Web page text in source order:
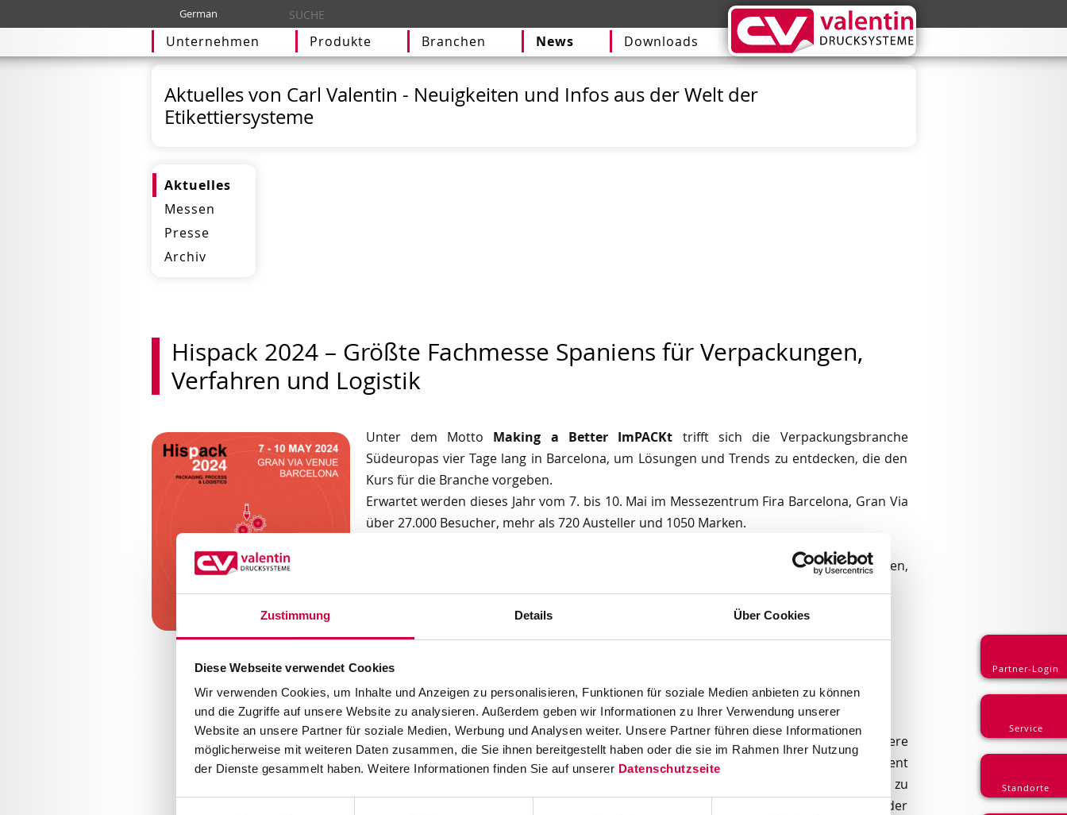
Zustimmung Details Über Cookies
Diese Webseite verwendet Cookies
Wir verwenden Cookies, um Inhalte und Anzeigen zu personalisieren, Funktionen für soziale Medien anbieten zu können
und die Zugriffe auf unsere Website zu analysieren. Außerdem geben wir Informationen zu Ihrer Verwendung unserer
Website an unsere Partner für soziale Medien, Werbung und Analysen weiter. Unsere Partner führen diese Informationen
möglicherweise mit weiteren Daten zusammen, die Sie ihnen bereitgestellt haben oder die sie im Rahmen Ihrer Nutzung
der Dienste gesammelt haben. Weitere Informationen finden Sie auf unserer Datenschutzseite
German
Unternehmen Produkte Branchen News Downloads
Aktuelles von Carl Valentin - Neuigkeiten und Infos aus der Welt der
Etikettiersysteme
Aktuelles
Messen
Presse
Archiv
Hispack 2024 – Größte Fachmesse Spaniens für Verpackungen,
Verfahren und Logistik
Unter dem Motto Making a Better ImPACKt trifft sich die Verpackungsbranche
Südeuropas vier Tage lang in Barcelona, um Lösungen und Trends zu entdecken, die den
Kurs für die Branche vorgeben.
Erwartet werden dieses Jahr vom 7. bis 10. Mai im Messezentrum Fira Barcelona, Gran Via
über 27.000 Besucher, mehr als 720 Austeller und 1050 Marken.
Die Hispack 2024 bietet eine neue Struktur, um das beste Besuchererlebnis zu erzielen,
Verpackungsmaschinen und -prozesse,
Markenverpackung,
Etikettierung & Abfüllung,
Logistik, Automatisierung und Robotik.
Auf der Messe finden Workshops, Live-Demonstrationen und andere
Nebenveranstaltungen in verschiedenen Fachbereichen statt. Im Konferenzsegment
HISPACK 2024 finden Seminare, Geschäftstreffen und Diskussionen mit Experten zu
verschiedenen Themen statt, darunter Nachhaltigkeit und zukünftige Trends in der
Partner-Login
Service
Standorte